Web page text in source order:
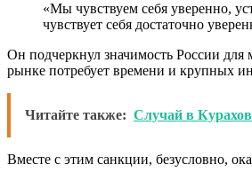
«Мы чувствуем себя уверенно,
чувствует себя достаточно
Он подчеркнул значимость России для
рынке потребует времени и крупных
Читайте также: Случай в
Вместе с этим санкции, безусловно,